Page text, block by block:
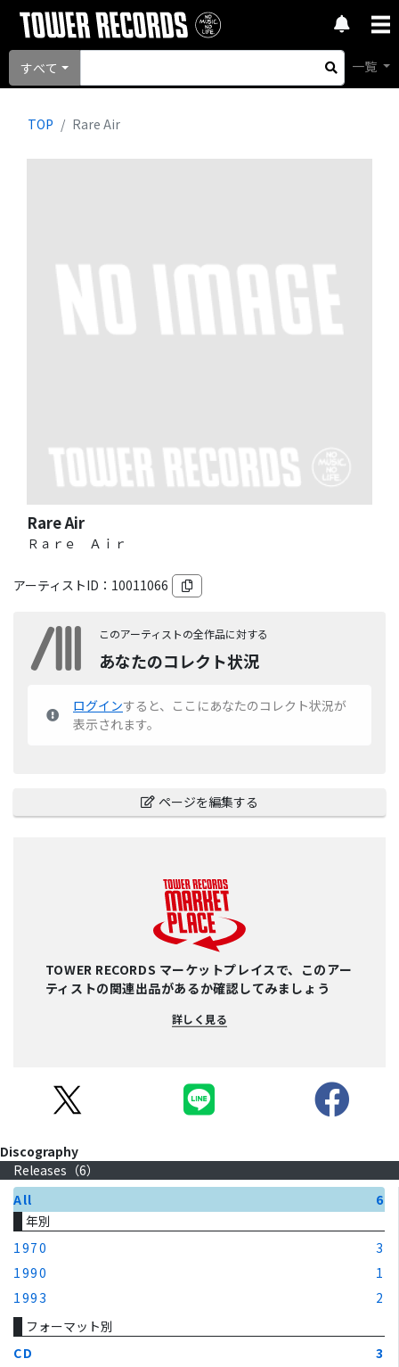
すべて 一覧
TOP Rare Air
Rare Air
Ｒａｒｅ Ａｉｒ
アーティストID： 10011066
このアーティストの全作品に対する
あなたのコレクト状況
ログインすると、ここにあなたのコレクト状況が
表示されます。
ページを編集する
TOWER RECORDS マーケットプレイスで、このアー
ティストの関連出品があるか確認してみましょう
詳しく見る
Discography
Releases（6）
All
6
年別
1970
3
1990
1
1993
2
フォーマット別
CD
3